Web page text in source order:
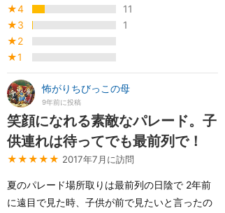
★4
11
★3
1
★2
★1
怖がりちびっこの母
9年前に投稿
笑顔になれる素敵なパレード。子
供連れは待ってでも最前列で！
★★★★★ 2017年7月に訪問
夏のパレード場所取りは最前列の日陰で 2年前
に遠目で見た時、子供が前で見たいと言ったの